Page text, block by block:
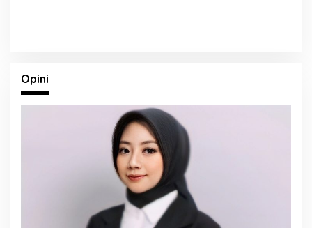
Opini